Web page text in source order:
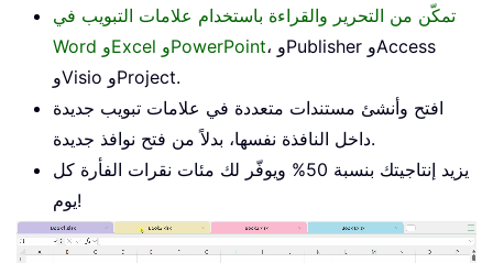
تمكّن من التحرير والقراءة باستخدام علامات التبويب في
Word وExcel وPowerPoint، وPublisher وAccess
وVisio وProject.
افتح وأنشئ مستندات متعددة في علامات تبويب جديدة
داخل النافذة نفسها، بدلاً من فتح نوافذ جديدة.
يزيد إنتاجيتك بنسبة 50% ويوفّر لك مئات نقرات الفأرة كل
يوم!